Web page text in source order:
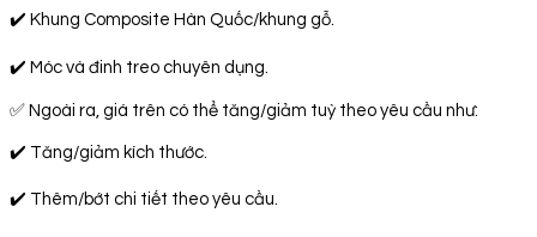
✔️ Khung Composite Hàn Quốc/khung gỗ.
✔️ Móc và đinh treo chuyên dụng.
✅ Ngoài ra, giá trên có thể tăng/giảm tuỳ theo yêu cầu như:
✔️ Tăng/giảm kích thước.
✔️ Thêm/bớt chi tiết theo yêu cầu.